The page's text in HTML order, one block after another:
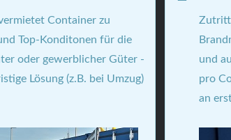
Container zu
Top-Konditonen für die
oder gewerblicher Güter -
Lösung (z.B. bei Umzug)
und
pro
an